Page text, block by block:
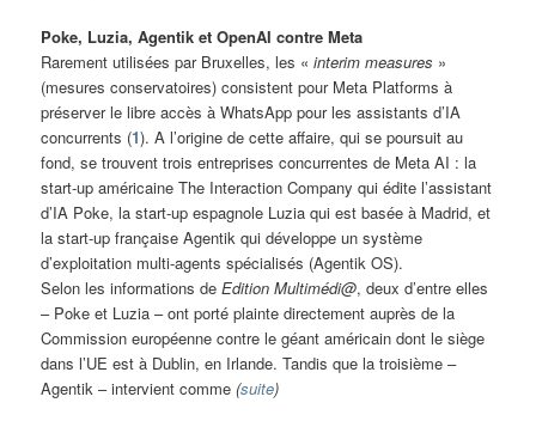
Poke, Luzia, Agentik et OpenAI contre Meta
Rarement utilisées par Bruxelles, les «interim measures »
(mesures conservatoires) consistent pour Meta Platforms à
préserver le libre accès à WhatsApp pour les assistants d’IA
concurrents (1). A l’origine de cette affaire, qui se poursuit au
fond, se trouvent trois entreprises concurrentes de Meta AI : la
start-up américaine The Interaction Company qui édite l’assistant
d’IA Poke, la start-up espagnole Luzia qui est basée à Madrid, et
la start-up française Agentik qui développe un système
d’exploitation multi-agents spécialisés (Agentik OS).
Selon les informations deEdition Multimédi@, deux d’entre elles
– Poke et Luzia – ont porté plainte directement auprès de la
Commission européenne contre le géant américain dont le siège
dans l’UE est à Dublin, en Irlande. Tandis que la troisième –
Agentik – intervient comme(suite)